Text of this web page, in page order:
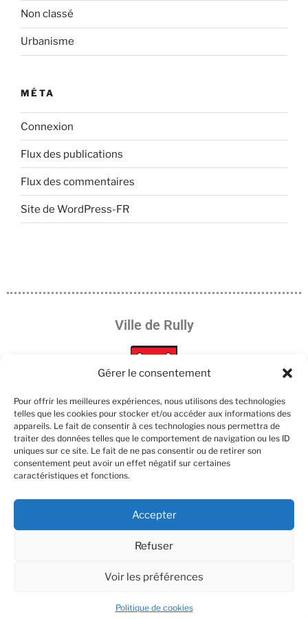
Gérer le consentement
Pour offrir les meilleures expériences, nous utilisons des technologies
telles que les cookies pour stocker et/ou accéder aux informations des
appareils. Le fait de consentir à ces technologies nous permettra de
traiter des données telles que le comportement de navigation ou les ID
uniques sur ce site. Le fait de ne pas consentir ou de retirer son
consentement peut avoir un effet négatif sur certaines
caractéristiques et fonctions.
Accepter
Refuser
Voir les préférences
Politique de cookies
Non classé
Urbanisme
MÉTA
Connexion
Flux des publications
Flux des commentaires
Site de WordPress-FR
Ville de Rully
Les partenaires :